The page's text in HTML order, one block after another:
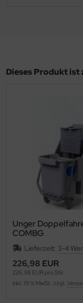
Dieses Produkt ist
Unger
COMBG
Lieferzeit: 3-4
226,98 EUR
226,98 EUR pro Stk.
inkl. 19 % MwSt. zzgl.